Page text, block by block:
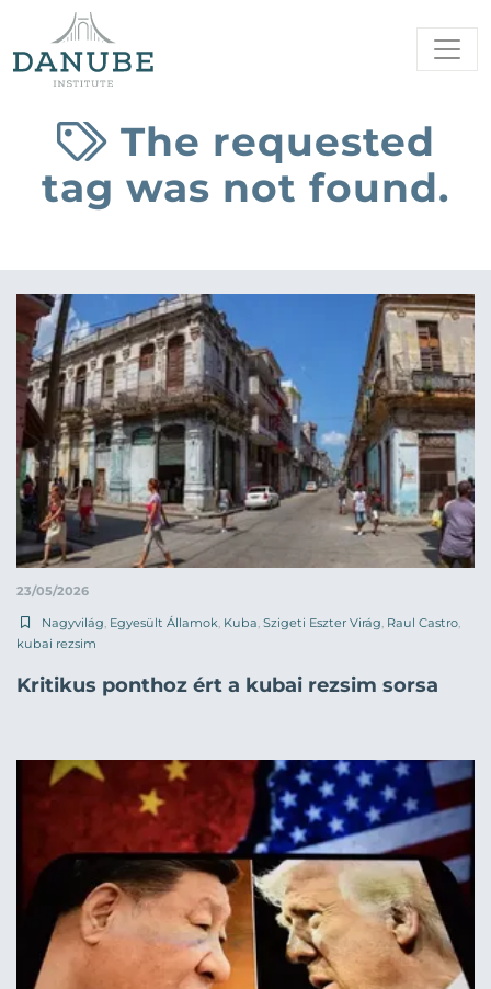
The requested
tag was not found.
23/05/2026
Nagyvilág Egyesült Államok Kuba Szigeti Eszter Virág Raul Castro
kubai rezsim
Kritikus ponthoz ért a kubai rezsim sorsa